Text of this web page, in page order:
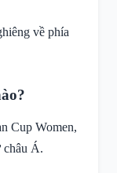
về phía
Cup Women,
châu Á.